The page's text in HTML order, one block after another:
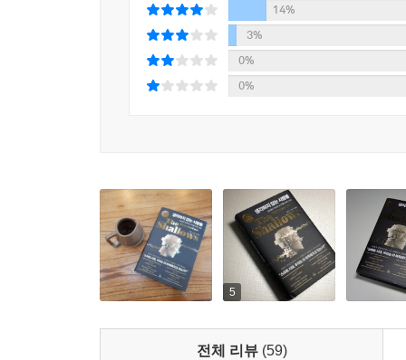
2020 언택트 시대의 도래,
10년 전보다 오늘날 더 중요해진 메시지
인터넷이 우리에게 미치는 영향력은 앞으로도
인간도 점점 더 똑똑해진다고 믿는다면, 끝없는
책이다.
- 데이비드 케니 (닐슨 CEO)
“세상을 뒤흔들었다”
- 앤 패챗 (『벨칸토』 저자)
“디지털 문화가 무해하다고 주장하는 사람들, 컴
스스로를 잃도록 허락한 사람들에게 조용히 문제를
- [시카고트리뷴]
14%
3%
0%
0%
5
전체 리뷰 (59)